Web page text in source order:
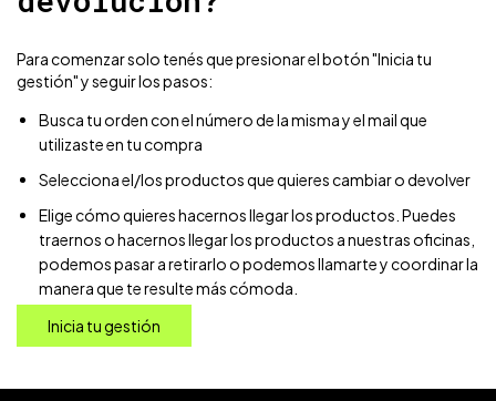
Para comenzar solo tenés que presionar el botón "Inicia tu
gestión" y seguir los pasos:
Busca tu orden con el número de la misma y el mail que
utilizaste en tu compra
Selecciona el/los productos que quieres cambiar o devolver
Elige cómo quieres hacernos llegar los productos. Puedes
traernos o hacernos llegar los productos a nuestras oficinas,
podemos pasar a retirarlo o podemos llamarte y coordinar la
manera que te resulte más cómoda.
Inicia tu gestión